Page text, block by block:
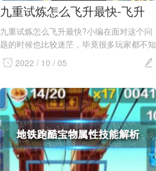
九重试炼怎么飞升最快-飞升
技巧介绍
九重试炼怎么飞升最快?小编在面对这个问
题的时候也比较迷茫，毕竟很多玩家都不知
道怎么更快更高甚至如何飞升，今天小编就
为大家带来九重试炼怎么飞升最快的攻略解
戏中获得更...
2022 / 10 / 05